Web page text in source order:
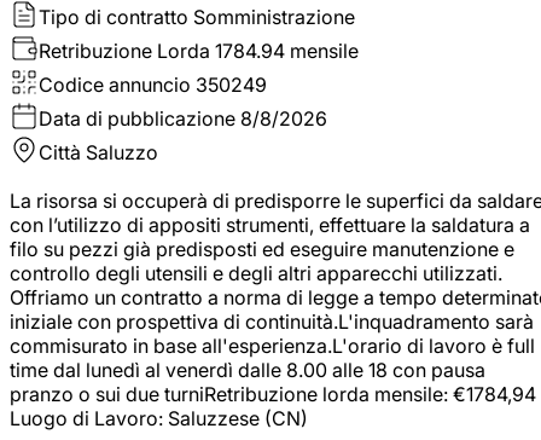
Tipo di contratto Somministrazione
Retribuzione Lorda 1784.94 mensile
Codice annuncio 350249
Data di pubblicazione 8/8/2026
Città Saluzzo
La risorsa si occuperà di predisporre le superfici da
con l’utilizzo di appositi strumenti, effettuare la saldatura a
filo su pezzi già predisposti ed eseguire manutenzione e
controllo degli utensili e degli altri apparecchi utilizzati.
Offriamo un contratto a norma di legge a tempo
iniziale con prospettiva di continuità.L'inquadramento sarà
commisurato in base all'esperienza.L'orario di lavoro è full
time dal lunedì al venerdì dalle 8.00 alle 18 con pausa
pranzo o sui due turniRetribuzione lorda mensile: €1784,94
Luogo di Lavoro: Saluzzese (CN)